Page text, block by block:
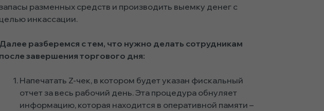
разменных средств и производить выемку денег с
целью инкассации.
Далее разберемся с тем, что нужно делать сотрудникам
после завершения торгового дня:
Напечатать Z-чек, в котором будет указан фискальный
отчет за весь рабочий день. Эта процедура обнуляет
информацию, которая находится в оперативной памяти –